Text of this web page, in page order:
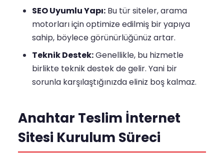
SEO Uyumlu Yapı: Bu tür siteler, arama
motorları için optimize edilmiş bir yapıya
sahip, böylece görünürlüğünüz artar.
Teknik Destek:Genellikle, bu hizmetle
birlikte teknik destek de gelir. Yani bir
sorunla karşılaştığınızda eliniz boş kalmaz.
Anahtar Teslim İnternet
Sitesi Kurulum Süreci